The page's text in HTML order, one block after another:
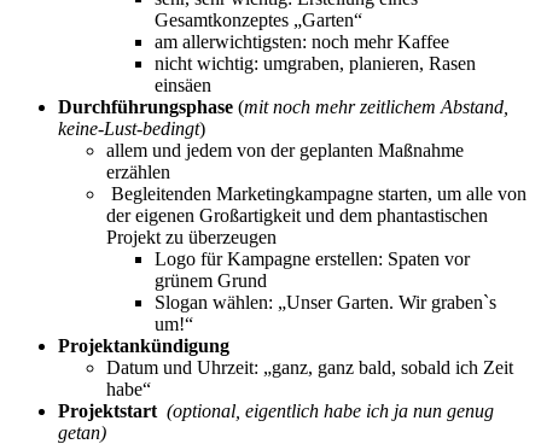
Gesamtkonzeptes „Garten“
am allerwichtigsten: noch mehr Kaffee
nicht wichtig: umgraben, planieren, Rasen
einsäen
Durchführungsphase (mit noch mehr zeitlichem Abstand,
keine-Lust-bedingt)
allem und jedem von der geplanten Maßnahme
erzählen
Begleitenden Marketingkampagne starten, um alle von
der eigenen Großartigkeit und dem phantastischen
Projekt zu überzeugen
Logo für Kampagne erstellen: Spaten vor
grünem Grund
Slogan wählen: „Unser Garten. Wir graben`s
um!“
Projektankündigung
Datum und Uhrzeit: „ganz, ganz bald, sobald ich Zeit
habe“
Projektstart (optional, eigentlich habe ich ja nun genug
getan)